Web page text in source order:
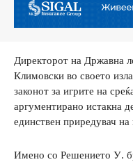
Директорот на Државна
Климовски во своето
законот за игрите на
аргументирано истакна
единствен приредувач
Имено со Решението У.